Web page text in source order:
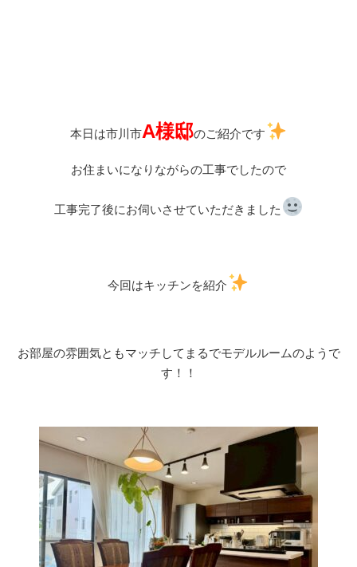
本日は市川市A様邸のご紹介です
お住まいになりながらの工事でしたので
工事完了後にお伺いさせていただきました
今回はキッチンを紹介
お部屋の雰囲気ともマッチしてまるでモデルルームのようで
す！！